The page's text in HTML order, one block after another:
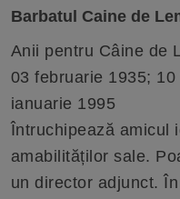
Barbatul Caine de
Anii pentru Câine de
03 februarie 1935;
ianuarie 1995
Întruchipează amicul
amabilităților sale.
un director adjunct.